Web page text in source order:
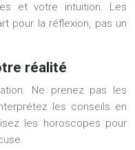
et votre intuition. Les
pour la réflexion, pas un
réalité
Ne prenez pas les
les conseils en
les horoscopes pour